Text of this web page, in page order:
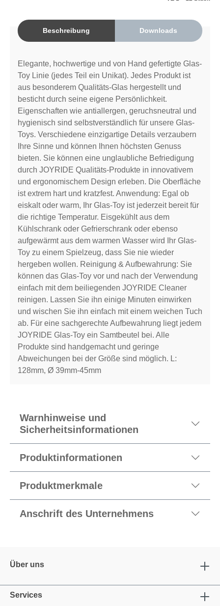
Beschreibung Downloads
Elegante, hochwertige und von Hand gefertigte Glas-
Toy Linie (jedes Teil ein Unikat). Jedes Produkt ist
aus besonderem Qualitäts-Glas hergestellt und
besticht durch seine eigene Persönlichkeit.
Eigenschaften wie antiallergen, geruchsneutral und
hygienisch sind selbstverständlich für unsere Glas-
Toys. Verschiedene einzigartige Details verzaubern
Ihre Sinne und können Ihnen höchsten Genuss
bieten. Sie können eine unglaubliche Befriedigung
durch JOYRIDE Qualitäts-Produkte in innovativem
und ergonomischem Design erleben. Die Oberfläche
ist extrem hart und kratzfest. Anwendung: Egal ob
eiskalt oder warm, Ihr Glas-Toy ist jederzeit bereit für
die richtige Temperatur. Eisgekühlt aus dem
Kühlschrank oder Gefrierschrank oder ebenso
aufgewärmt aus dem warmen Wasser wird Ihr Glas-
Toy zu einem Spielzeug, dass Sie nie wieder
hergeben wollen. Reinigung & Aufbewahrung: Sie
können das Glas-Toy vor und nach der Verwendung
einfach mit dem beiliegenden JOYRIDE Cleaner
reinigen. Lassen Sie ihn einige Minuten einwirken
und wischen Sie ihn einfach mit einem weichen Tuch
ab. Für eine sachgerechte Aufbewahrung liegt jedem
JOYRIDE Glas-Toy ein Samtbeutel bei. Alle
Produkte sind handgemacht und geringe
Abweichungen bei der Größe sind möglich. L:
128mm, Ø 39mm-45mm
Warnhinweise und
Sicherheitsinformationen
Produktinformationen
Produktmerkmale
Anschrift des Unternehmens
Über uns
Services